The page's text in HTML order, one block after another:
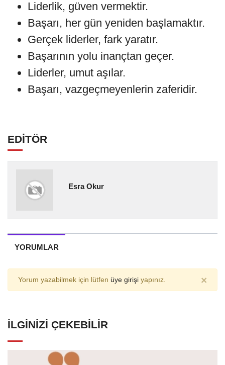
Liderlik, güven vermektir.
Başarı, her gün yeniden başlamaktır.
Gerçek liderler, fark yaratır.
Başarının yolu inançtan geçer.
Liderler, umut aşılar.
Başarı, vazgeçmeyenlerin zaferidir.
EDİTÖR
Esra Okur
YORUMLAR
Yorum yazabilmek için lütfen üye girişi yapınız. ×
İLGINIZI ÇEKEBILIR